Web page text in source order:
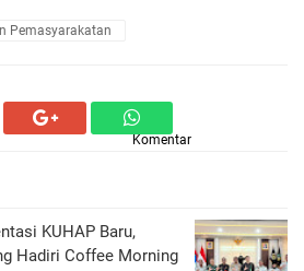
Pemasyarakatan
Komentar
KUHAP Baru,
Hadiri Coffee Morning